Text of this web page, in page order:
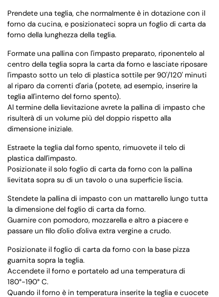
Prendete una teglia, che normalmente è in dotazione con il
forno da cucina, e posizionateci sopra un foglio di carta da
forno della lunghezza della teglia.
Formate una pallina con l'impasto preparato, riponentelo al
centro della teglia sopra la carta da forno e lasciate riposare
l'impasto sotto un telo di plastica sottile per 90'/120' minuti
al riparo da correnti d'aria (potete, ad esempio, inserire la
teglia all'interno del forno spento).
Al termine della lievitazione avrete la pallina di impasto che
risulterà di un volume più del doppio rispetto alla
dimensione iniziale.
Estraete la teglia dal forno spento, rimuovete il telo di
plastica dall'impasto.
Posizionate il solo foglio di carta da forno con la pallina
lievitata sopra su di un tavolo o una superficie liscia.
Stendete la pallina di impasto con un mattarello lungo tutta
la dimensione del foglio di carta da forno.
Guarnire con pomodoro, mozzarella e altro a piacere e
passare un filo d'olio d'oliva extra vergine a crudo.
Posizionate il foglio di carta da forno con la base pizza
guarnita sopra la teglia.
Accendete il forno e portatelo ad una temperatura di
180°-190° C.
Quando il forno è in temperatura inserite la teglia e cuocete